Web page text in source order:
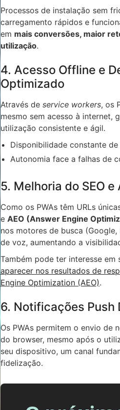
Processos de instalação sem
carregamento rápidos e
em mais conversões, maior
utilização.
4. Acesso Offline e
Optimizado
Através de service workers, os
mesmo sem acesso à internet,
utilização consistente e ágil.
Disponibilidade constante
Autonomia face a falhas de
5. Melhoria do SEO e
Como os PWAs têm URLs
e AEO (Answer Engine
nos motores de busca
de voz, aumentando a
Também pode ter interesse em
aparecer nos resultados de
Engine Optimization (AEO).
6. Notificações Push
Os PWAs permitem o envio de
do browser, mesmo após o
seu dispositivo, um canal
fidelização.